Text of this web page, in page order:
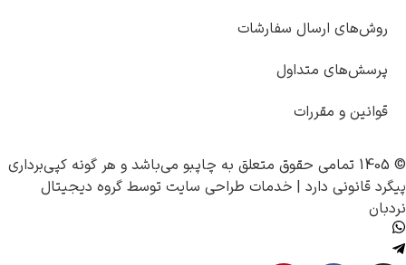
روش‌های ارسال سفارشات
پرسش‌های متداول
قوانین و مقررات
© 1405 تمامی حقوق متعلق به چاپبو می‌باشد و هر گونه کپی‌برداری
پیگرد قانونی دارد | خدمات طراحی سایت توسط گروه دیجیتال
نردبان